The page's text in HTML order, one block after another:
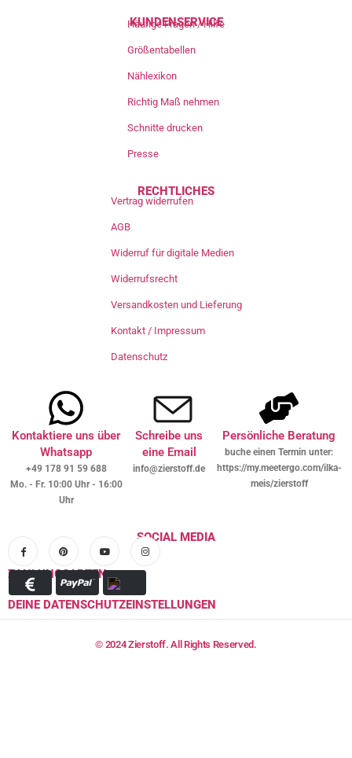
KUNDENSERVICE
Häufige Fragen / Hilfe
Größentabellen
Nählexikon
Richtig Maß nehmen
Schnitte drucken
Presse
RECHTLICHES
Vertrag widerrufen
AGB
Widerruf für digitale Medien
Widerrufsrecht
Versandkosten und Lieferung
Kontakt / Impressum
Datenschutz
Kontaktiere uns über
Whatsapp
+49 178 91 59 688
Mo. - Fr. 10:00 Uhr - 16:00
Uhr
Schreibe uns
eine Email
info@zierstoff.de
Persönliche Beratung
buche einen Termin unter:
https://my.meetergo.com/ilka-
meis/zierstoff
SOCIAL MEDIA
ZAHLUNGSARTEN
DEINE DATENSCHUTZEINSTELLUNGEN
© 2024 Zierstoff. All Rights Reserved.